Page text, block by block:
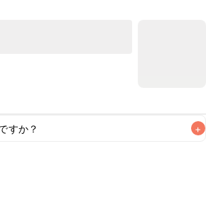
すか？ +
中が目安です。なるべくお早めにお召